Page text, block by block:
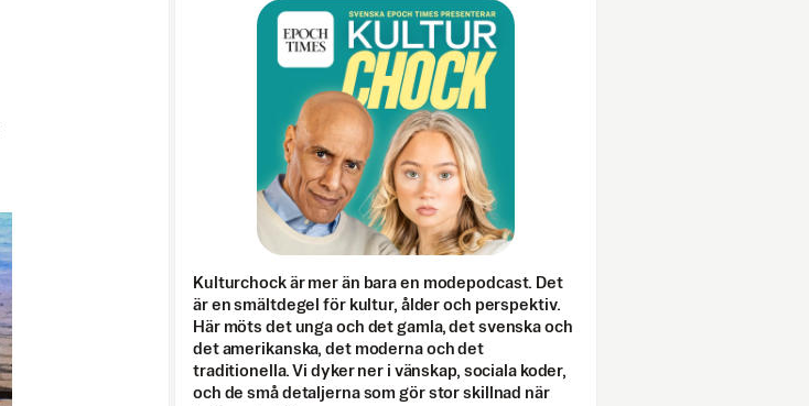
Kulturchock är mer än bara en modepodcast. Det
är en smältdegel för kultur, ålder och perspektiv.
Här möts det unga och det gamla, det svenska och
det amerikanska, det moderna och det
traditionella. Vi dyker ner i vänskap, sociala koder,
och de små detaljerna som gör stor skillnad när